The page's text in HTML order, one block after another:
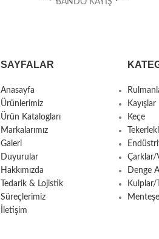
BANDO KAYIŞ
SAYFALAR
Anasayfa
Ürünlerimiz
Ürün Katalogları
Markalarımız
Galeri
Duyurular
Hakkımızda
Tedarik & Lojistik
Süreçlerimiz
İletişim
Kayışlar
Keçe
Çarklar/
Denge
Kulplar/